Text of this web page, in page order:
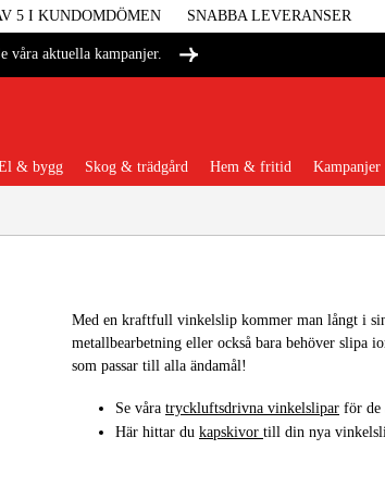
5 I KUNDOMDÖMEN SNABBA LEVERANSER
våra aktuella kampanjer.
Maskiner &
& bygg Skog & trädgård Hem & fritid Kampanjer
Med en kraftfull vinkelslip kommer man långt i
metallbearbetning eller också bara behöver slipa
som passar till alla ändamål!
Se våra tryckluftsdrivna vinkelslipar för de
Här hittar du kapskivor till din nya